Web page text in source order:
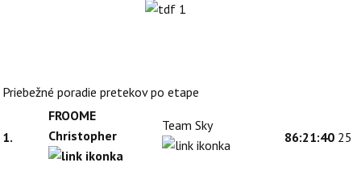
Priebežné poradie pretekov po etape
1.
FROOME
Christopher
Team Sky
86:21:40 25